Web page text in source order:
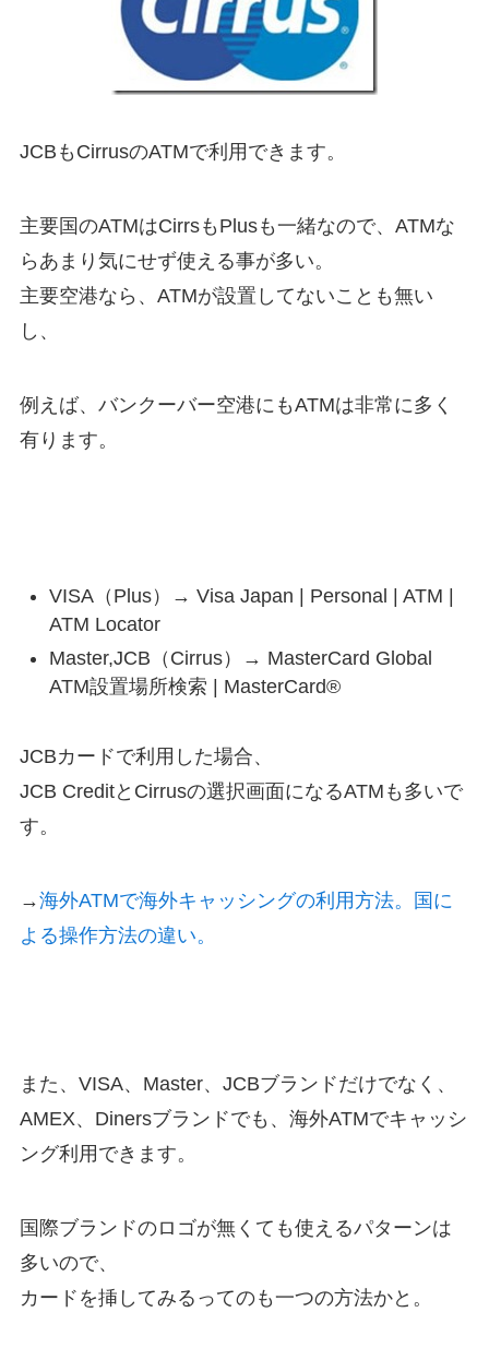
JCBもCirrusのATMで利用できます。
主要国のATMはCirrsもPlusも一緒なので、ATMな
らあまり気にせず使える事が多い。
主要空港なら、ATMが設置してないことも無い
し、
例えば、バンクーバー空港にもATMは非常に多く
有ります。
VISA（Plus）→ Visa Japan | Personal | ATM |
ATM Locator
Master,JCB（Cirrus）→ MasterCard Global
ATM設置場所検索 | MasterCard®
JCBカードで利用した場合、
JCB CreditとCirrusの選択画面になるATMも多いで
す。
→海外ATMで海外キャッシングの利用方法。国に
よる操作方法の違い。
また、VISA、Master、JCBブランドだけでなく、
AMEX、Dinersブランドでも、海外ATMでキャッシ
ング利用できます。
国際ブランドのロゴが無くても使えるパターンは
多いので、
カードを挿してみるってのも一つの方法かと。